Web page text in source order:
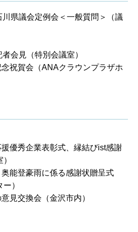
県議会定例会＜一般質問＞（議
会見（特別会議室）
祝賀会（ANAクラウンプラザホ
優秀企業表彰式、縁結びist感謝
能登豪雨に係る感謝状贈呈式
）
見交換会（金沢市内）